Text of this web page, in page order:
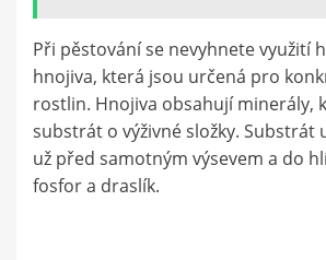
Při pěstování se nevyhnete využití
hnojiva, která jsou určená pro
rostlin. Hnojiva obsahují minerály,
substrát o výživné složky. Substrát
už před samotným výsevem a do
fosfor a draslík.